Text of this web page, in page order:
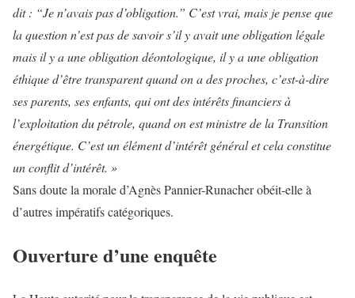
dit : “Je n’avais pas d’obligation.” C’est vrai, mais je pense que
la question n’est pas de savoir s’il y avait une obligation légale
mais il y a une obligation déontologique, il y a une obligation
éthique d’être transparent quand on a des proches, c’est-à-dire
ses parents, ses enfants, qui ont des intérêts financiers à
l’exploitation du pétrole, quand on est ministre de la Transition
énergétique. C’est un élément d’intérêt général et cela constitue
un conflit d’intérêt. »
Sans doute la morale d’Agnès Pannier-Runacher obéit-elle à
d’autres impératifs catégoriques.
Ouverture d’une enquête